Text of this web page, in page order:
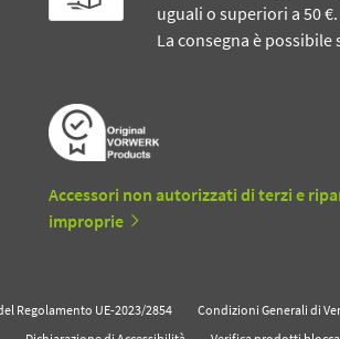
uguali o superiori a 50 €.
La consegna è possibile
Accessori non autorizzati di terzi e
improprie
Regolamento UE-2023/2854 Condizioni Generali di